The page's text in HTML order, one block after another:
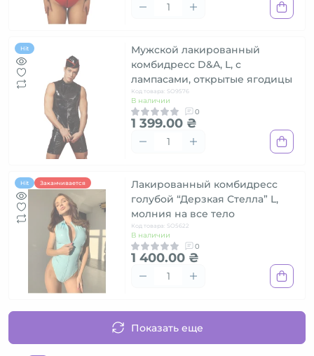
Hit
Мужской лакированный
комбидресс D&A, L, с
лампасами, открытые ягодицы
Код товара: SO9576
В наличии
0
1 399.00 ₴
Hit Заканчивается
Лакированный комбидресс
голубой “Дерзкая Стелла” L,
молния на все тело
Код товара: SO5622
В наличии
0
1 400.00 ₴
Показать еще